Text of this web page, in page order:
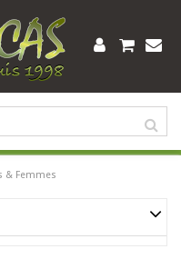
& Femmes